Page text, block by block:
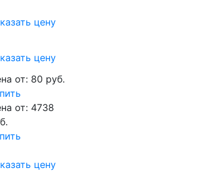
цену
цену
от: 80 руб.
от: 4738
цену